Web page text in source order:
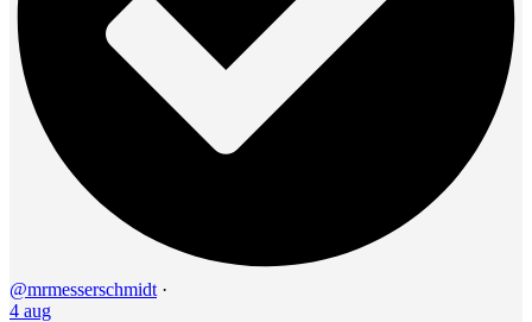
@mrmesserschmidt ·
4 aug